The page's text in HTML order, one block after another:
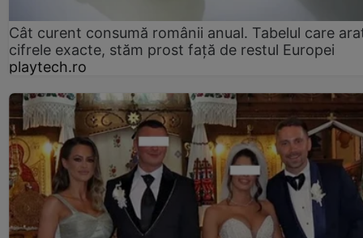
Cât curent consumă românii anual. Tabelul care
cifrele exacte, stăm prost faţă de restul Europei
playtech.ro